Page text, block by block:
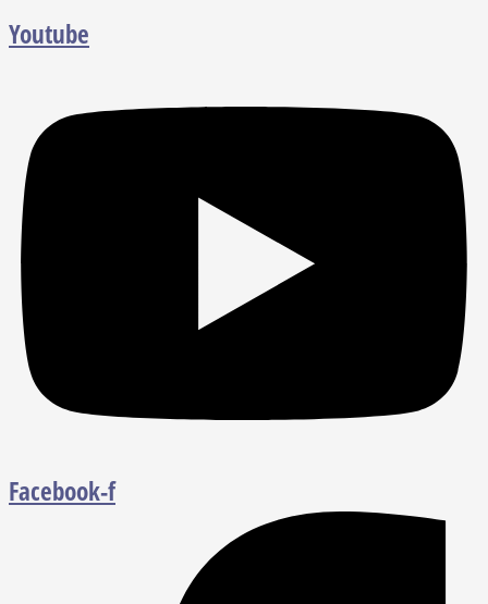
Youtube
Facebook-f